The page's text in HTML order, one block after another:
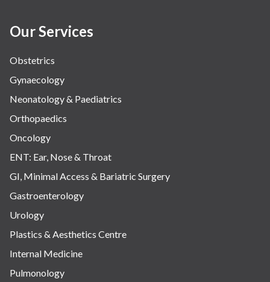
Our Services
Obstetrics
Gynaecology
Neonatology & Paediatrics
Orthopaedics
Oncology
ENT: Ear, Nose & Throat
GI, Minimal Access & Bariatric Surgery
Gastroenterology
Urology
Plastics & Aesthetics Centre
Internal Medicine
Pulmonology